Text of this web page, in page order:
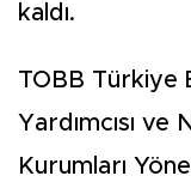
kaldı.
TOBB Türkiye
Yardımcısı ve
Kurumları